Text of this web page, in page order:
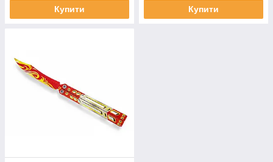
Купити Купити